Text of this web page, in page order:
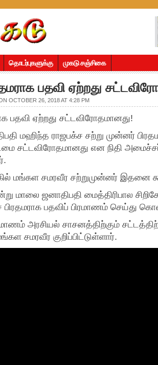
தொடர்புகளுக்கு முகடு சஞ்சிகை
பதவி ஏற்றது
OCTOBER 26, 2018 AT 4:28 PM
பதவி ஏற்றது சட்டவிரோதமானது!
மஹிந்த ராஜபக்ச சற்று முன்னர்
சட்டவிரோதமானது என நிதி
மங்கள சமரவீர சற்றுமுன்னர் இதனை
மாலை ஜனாதிபதி மைத்திரிபால
பிரதமராக பதவிப் பிரமாணம் செய்து
அரசியல் சாசனத்திற்கும்
சமரவீர குறிப்பிட்டுள்ளார்.